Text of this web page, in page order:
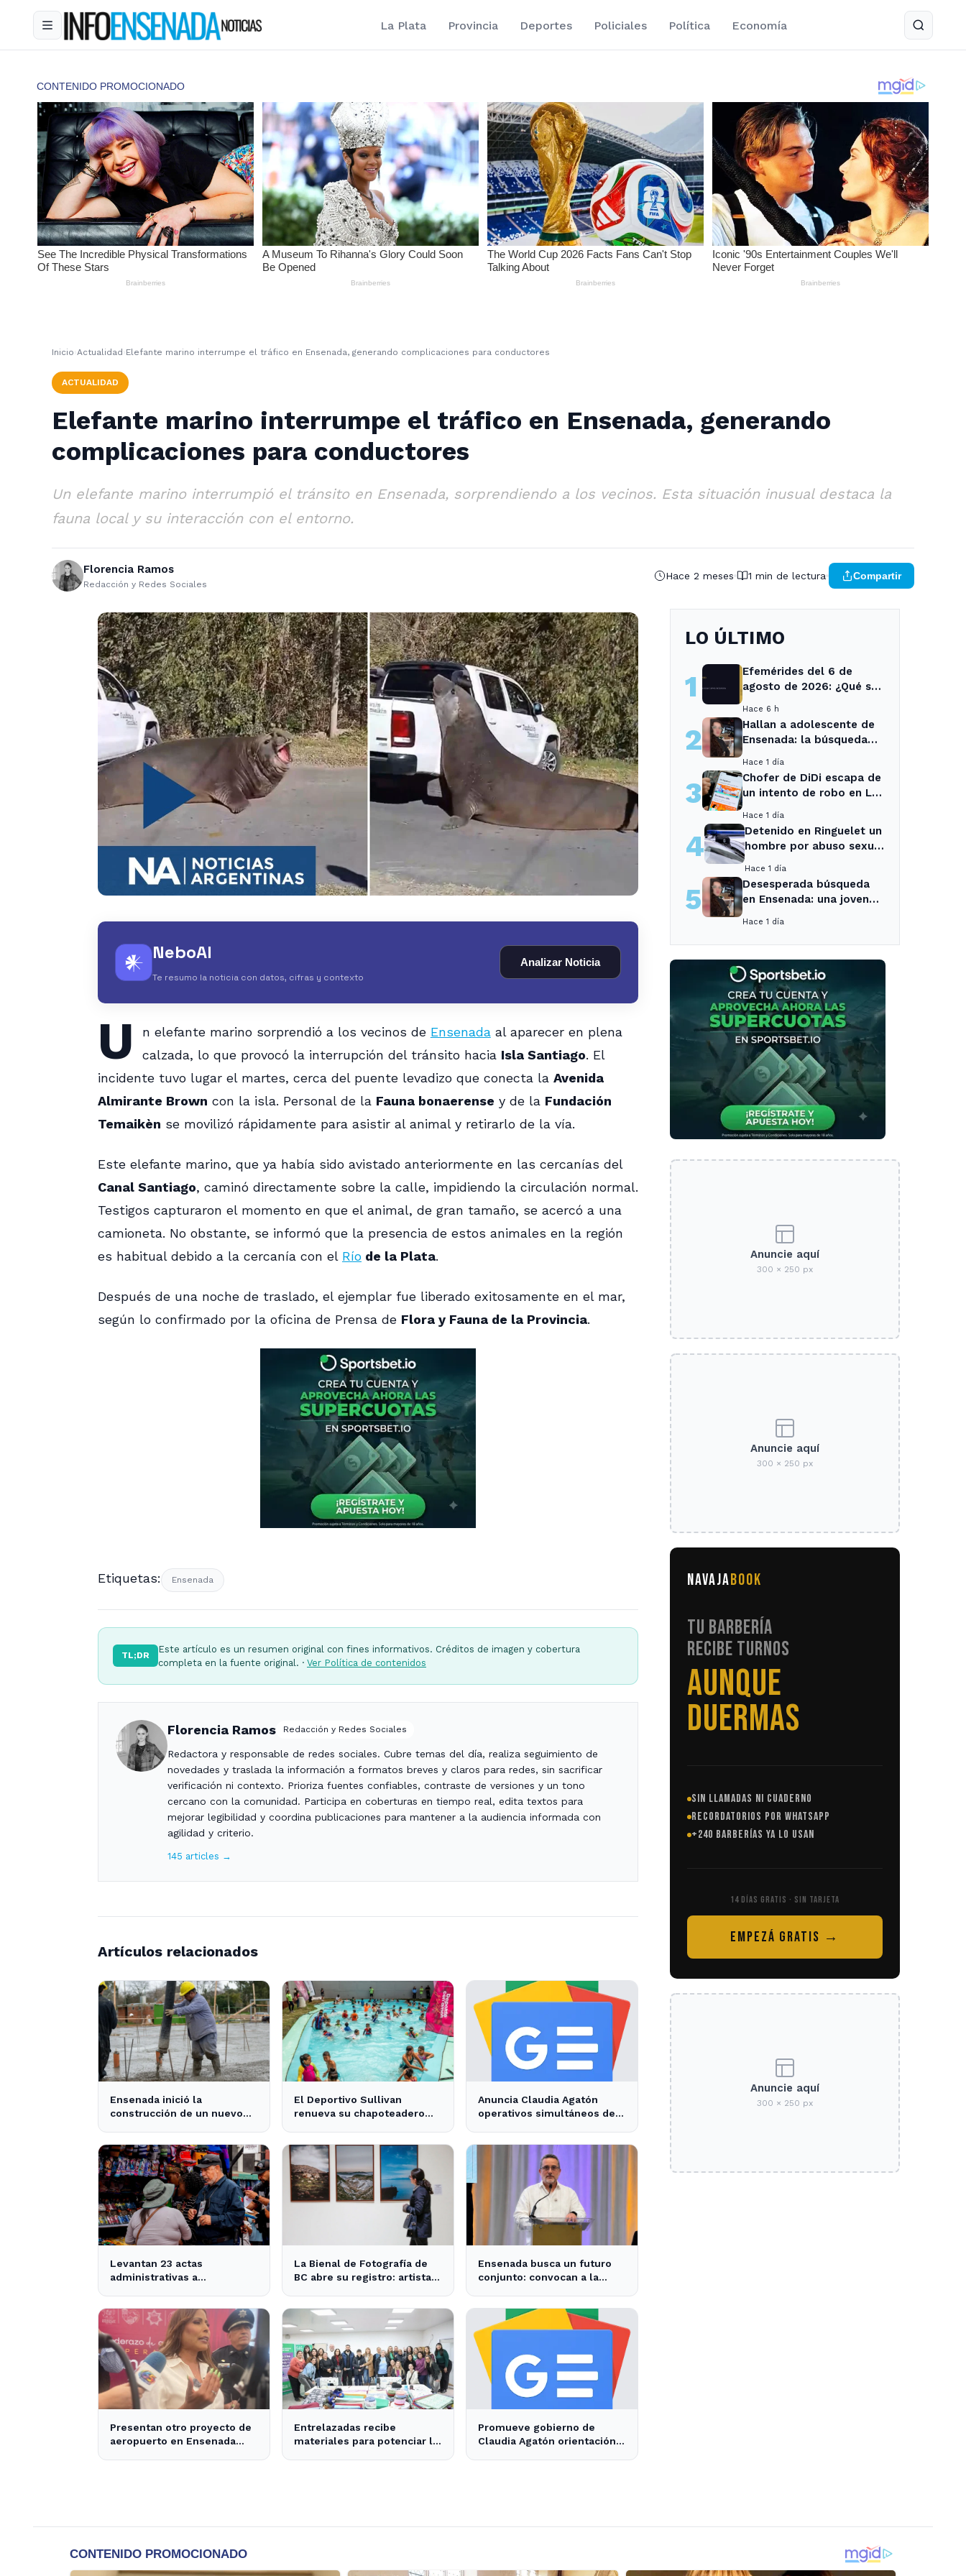
La Plata Provincia Deportes Policiales Política Economía
Inicio ›Actualidad ›Elefante marino interrumpe el tráfico en Ensenada, generando complicaciones para conductores
ACTUALIDAD
Elefante marino interrumpe el tráfico en Ensenada, generando
complicaciones para conductores
Un elefante marino interrumpió el tránsito en Ensenada, sorprendiendo a los vecinos. Esta situación inusual destaca la
fauna local y su interacción con el entorno.
Florencia Ramos
Redacción y Redes Sociales
Hace 2 meses 1 min de lectura Compartir
𒀭 NeboAI
Te resumo la noticia con datos, cifras y contexto
Analizar Noticia
U n elefante marino sorprendió a los vecinos de Ensenadaal aparecer en plena
calzada, lo que provocó la interrupción del tránsito hacia Isla Santiago. El
incidente tuvo lugar el martes, cerca del puente levadizo que conecta la Avenida
Almirante Brown con la isla. Personal de la Fauna bonaerense y de la Fundación
Temaikèn se movilizó rápidamente para asistir al animal y retirarlo de la vía.
Este elefante marino, que ya había sido avistado anteriormente en las cercanías del
Canal Santiago, caminó directamente sobre la calle, impidiendo la circulación normal.
Testigos capturaron el momento en que el animal, de gran tamaño, se acercó a una
camioneta. No obstante, se informó que la presencia de estos animales en la región
es habitual debido a la cercanía con el Río de la Plata.
Después de una noche de traslado, el ejemplar fue liberado exitosamente en el mar,
según lo confirmado por la oficina de Prensa de Flora y Fauna de la Provincia.
Etiquetas: Ensenada
TL;DR
Este artículo es un resumen original con fines informativos. Créditos de imagen y cobertura
completa en la fuente original. · Ver Política de contenidos
Florencia Ramos Redacción y Redes Sociales
Redactora y responsable de redes sociales. Cubre temas del día, realiza seguimiento de
novedades y traslada la información a formatos breves y claros para redes, sin sacrificar
verificación ni contexto. Prioriza fuentes confiables, contraste de versiones y un tono
cercano con la comunidad. Participa en coberturas en tiempo real, edita textos para
mejorar legibilidad y coordina publicaciones para mantener a la audiencia informada con
agilidad y criterio.
145 articles →
Artículos relacionados
Ensenada inició la
construcción de un nuevo
millones - 0221
El Deportivo Sullivan
renueva su chapoteadero
Anuncia Claudia Agatón
operativos simultáneos de
Villas del Roble - XXV
Ayuntamiento de Ensenada
Levantan 23 actas
administrativas a
ZETA
La Bienal de Fotografía de
BC abre su registro: artistas
Ensenada busca un futuro
conjunto: convocan a la
Presentan otro proyecto de
aeropuerto en Ensenada
Entrelazadas recibe
materiales para potenciar la
Promueve gobierno de
Claudia Agatón orientación
LO ÚLTIMO
1
Efemérides del 6 de
agosto de 2026: ¿Qué se
Hace 6 h
2
Hallan a adolescente de
Ensenada: la búsqueda
Hace 1 día
3
Chofer de DiDi escapa de
un intento de robo en La
arrestada
Hace 1 día
4
Detenido en Ringuelet un
hombre por abuso sexual
Hace 1 día
5
Desesperada búsqueda
en Ensenada: una joven
Hace 1 día
Anuncie aquí
300 × 250 px
Anuncie aquí
300 × 250 px
NAVAJABOOK
TU BARBERÍA
RECIBE TURNOS
SIN LLAMADAS
SIN LLAMADAS NI CUADERNO
RECORDATORIOS POR WHATSAPP
+240 BARBERÍAS YA LO USAN
14 DÍAS GRATIS · SIN TARJETA
EMPEZÁ GRATIS →
Anuncie aquí
300 × 250 px